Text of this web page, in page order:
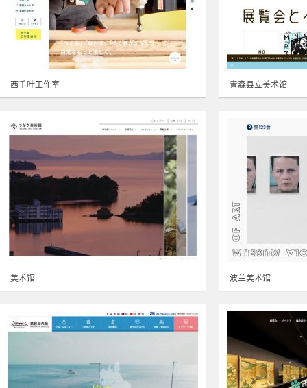
西千叶工作室 青森县立美术馆
美术馆 波兰美术馆